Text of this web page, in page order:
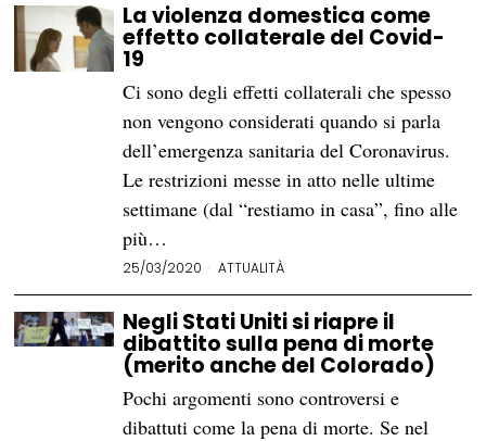
La violenza domestica come
effetto collaterale del Covid-
19
Ci sono degli effetti collaterali che spesso
non vengono considerati quando si parla
dell’emergenza sanitaria del Coronavirus.
Le restrizioni messe in atto nelle ultime
settimane (dal “restiamo in casa”, fino alle
più…
25/03/2020 ATTUALITÀ
Negli Stati Uniti si riapre il
dibattito sulla pena di morte
(merito anche del Colorado)
Pochi argomenti sono controversi e
dibattuti come la pena di morte. Se nel